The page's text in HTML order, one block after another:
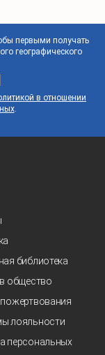
первыми получать
географического
в отношении
.
библиотека
общество
лояльности
персональных